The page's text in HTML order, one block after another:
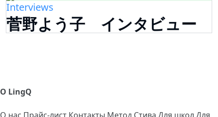
Interviews
菅野よう子 インタビュー
О LingQ